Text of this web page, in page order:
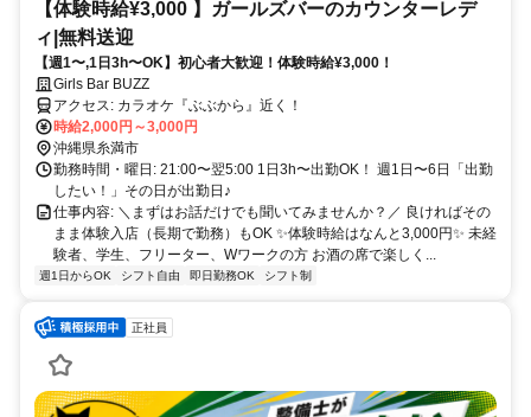
【体験時給¥3,000 】ガールズバーのカウンターレデ
ィ|無料送迎
【週1〜,1日3h〜OK】初心者大歓迎！体験時給¥3,000！
Girls Bar BUZZ
アクセス: カラオケ『ぶぶから』近く！
時給2,000円～3,000円
沖縄県糸満市
勤務時間・曜日: 21:00〜翌5:00 1日3h〜出勤OK！ 週1日〜6日「出勤
したい！」その日が出勤日♪
仕事内容: ＼まずはお話だけでも聞いてみませんか？／ 良ければその
まま体験入店（長期で勤務）もOK ✨️体験時給はなんと3,000円✨️ 未経
験者、学生、フリーター、Wワークの方 お酒の席で楽しく...
週1日からOK シフト自由 即日勤務OK シフト制
正社員